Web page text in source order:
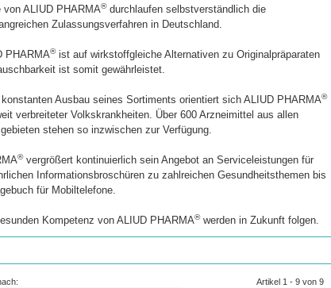
von ALIUD PHARMA®durchlaufen selbstverständlich die
Zulassungsverfahren in Deutschland.
PHARMA®ist auf wirkstoffgleiche Alternativen zu Originalpräparaten
ist somit gewährleistet.
konstanten Ausbau seines Sortiments orientiert sich ALIUD PHARMA®
verbreiteter Volkskrankheiten. Über 600 Arzneimittel aus allen
stehen so inzwischen zur Verfügung.
®vergrößert kontinuierlich sein Angebot an Serviceleistungen für
Informationsbroschüren zu zahlreichen Gesundheitsthemen bis
für Mobiltelefone.
Kompetenz von ALIUD PHARMA®werden in Zukunft folgen.
Artikel 1 - 9 von 9